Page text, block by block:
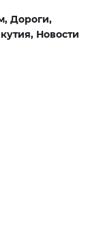
Дороги,
Новости